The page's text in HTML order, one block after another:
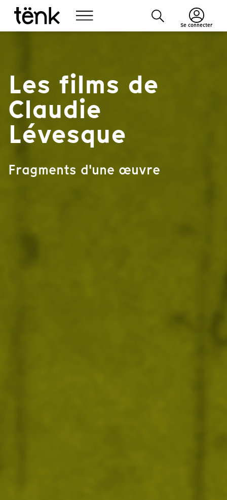
Se connecter
Les films de
Claudie
Lévesque
Fragments d'une œuvre